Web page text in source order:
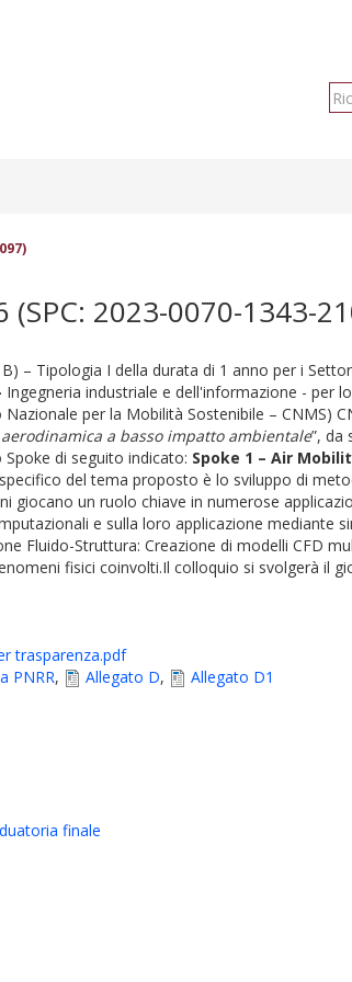
(SPC: 2023-0070-1343-
– Tipologia I della durata di 1 anno per i
Ingegneria industriale e dell'informazione - per
per la Mobilità Sostenibile – CNMS)
a basso impatto ambientale”, da
Spoke di seguito indicato: Spoke 1 – Air
del tema proposto è lo sviluppo di
un ruolo chiave in numerose
e sulla loro applicazione mediante
Fluido-Struttura: Creazione di modelli CFD
fisici coinvolti.Il colloquio si svolgerà il
trasparenza.pdf
PNRR, Allegato D,
Allegato D1
finale